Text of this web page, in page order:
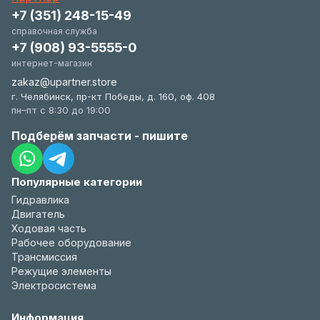
Популярные категории
Гидравлика
Двигатель
Ходовая часть
Рабочее оборудование
Трансмиссия
Режущие элементы
Электросистема
Информация
+7 (351) 248-15-49
справочная служба
+7 (908) 93-5555-0
интернет-магазин
zakaz@upartner.store
г. Челябинск, пр-кт Победы, д. 160, оф. 408
пн–пт с 8:30 до 19:00
Подберём запчасти - пишите